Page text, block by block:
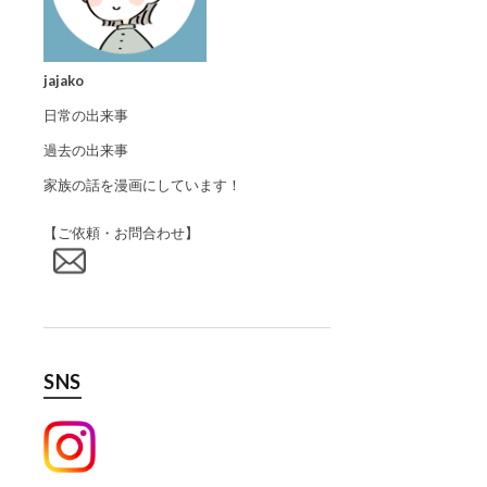
jajako
日常の出来事
過去の出来事
家族の話を漫画にしています！
【ご依頼・お問合わせ】
SNS